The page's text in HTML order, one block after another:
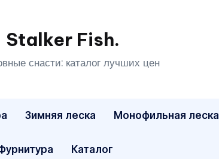
Stalker Fish.
снасти: каталог лучших цен
Зимняя леска Монофильная леска
Каталог